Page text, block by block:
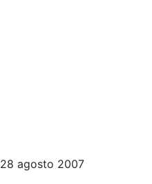
28 agosto 2007